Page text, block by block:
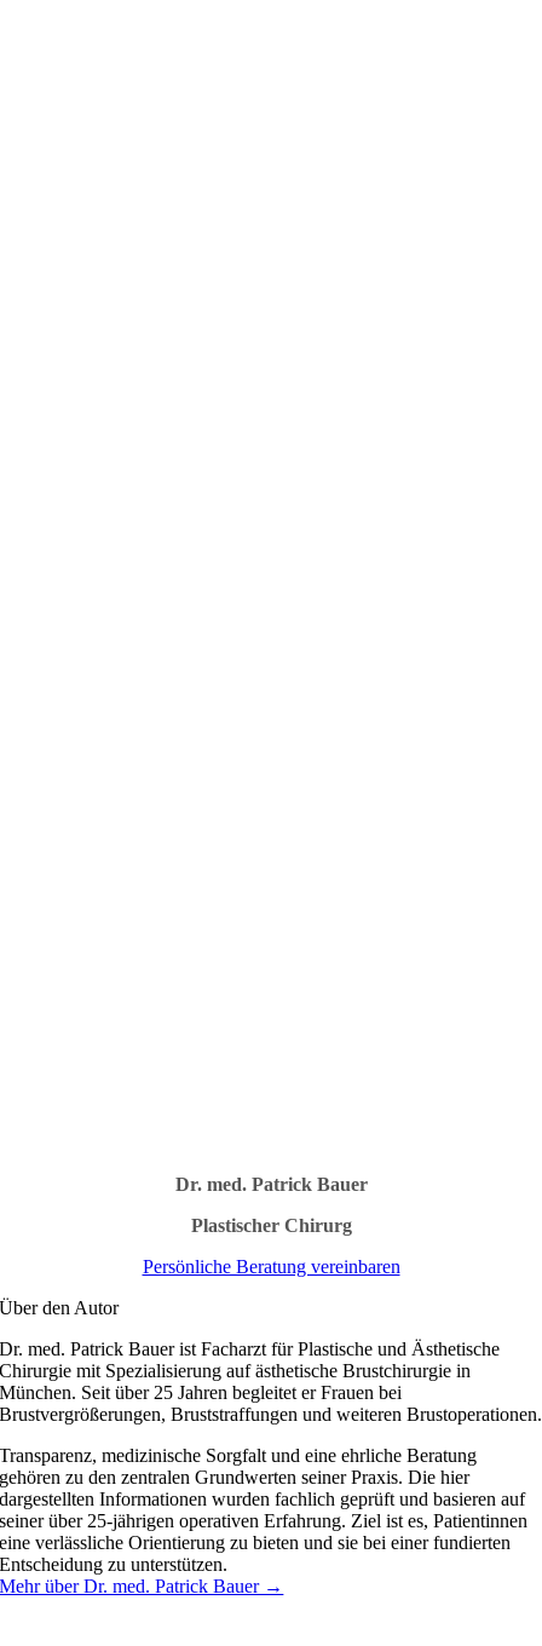
Dr. med. Patrick Bauer
Plastischer Chirurg
Persönliche Beratung vereinbaren
Über den Autor
Dr. med. Patrick Bauer ist Facharzt für Plastische und Ästhetische
Chirurgie mit Spezialisierung auf ästhetische Brustchirurgie in
München. Seit über 25 Jahren begleitet er Frauen bei
Brustvergrößerungen, Bruststraffungen und weiteren Brustoperationen.
Transparenz, medizinische Sorgfalt und eine ehrliche Beratung
gehören zu den zentralen Grundwerten seiner Praxis. Die hier
dargestellten Informationen wurden fachlich geprüft und basieren auf
seiner über 25-jährigen operativen Erfahrung. Ziel ist es, Patientinnen
eine verlässliche Orientierung zu bieten und sie bei einer fundierten
Entscheidung zu unterstützen.
Mehr über Dr. med. Patrick Bauer →